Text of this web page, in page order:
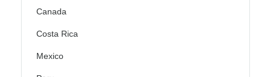
Canada
Costa Rica
Mexico